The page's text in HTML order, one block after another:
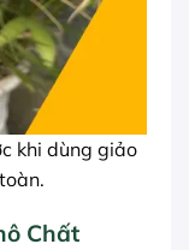
khi dùng giảo
Chất